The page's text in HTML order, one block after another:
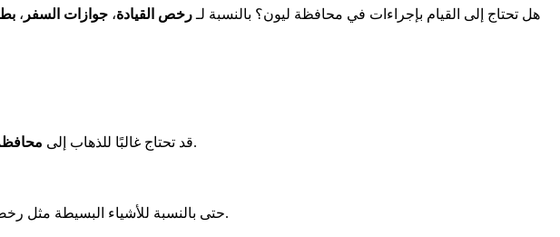
هل تحتاج إلى القيام بإجراءات في محافظة ليون؟ بالنسبة لـ رخص القيادة، جوازات السفر ،
قد تحتاج غالبًا للذهاب إلى محافظة . هنا يتم التعامل مع معظم الإجراءات.
حتى بالنسبة للأشياء البسيطة مثل، لا توجد أوراق جديدة. لهذا يجب أن تكون منظمًا جيدًا.